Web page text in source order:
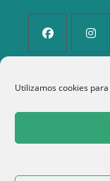
Utilizamos cookies
Se
en
una
pestaña
Se
en
una
pestaña
Política de
Aviso Legal
Términos y